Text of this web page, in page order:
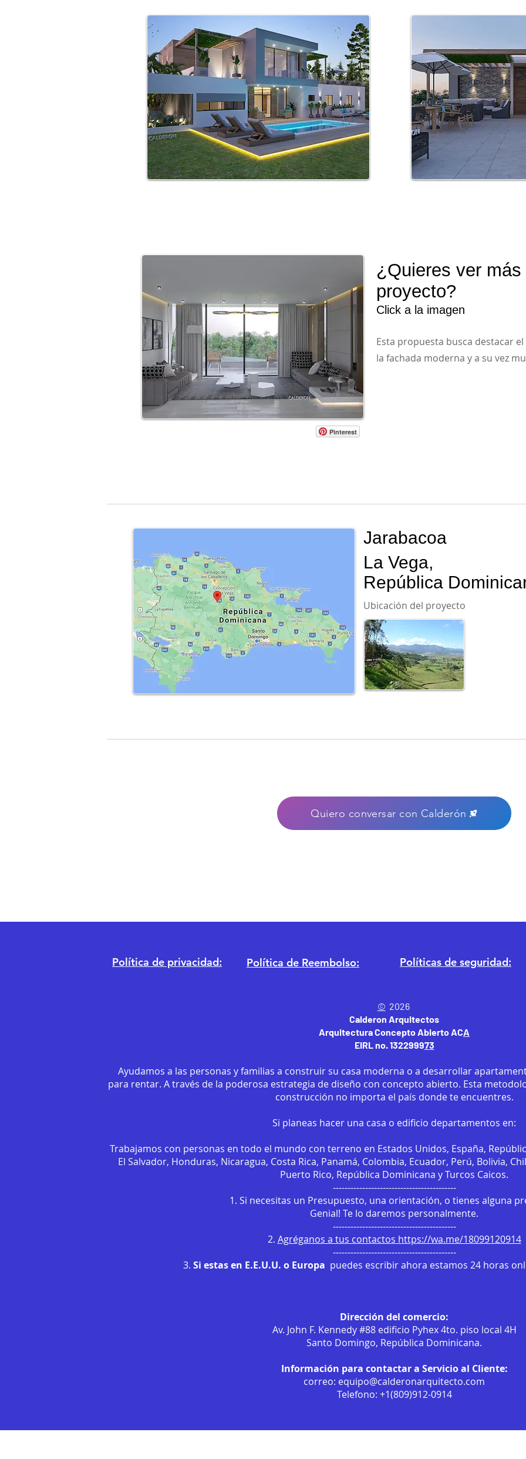
¿Quieres ver
proyecto?
Click a la imagen
Esta propuesta busca destacar
la fachada moderna y a su vez
Pinterest
Jarabacoa
La Vega,
República
Ubicación del proyecto
Quiero conversar con Calderón
Política de privacidad: Política de Reembolso: Políticas de seguridad:
© 2026
Calderon Arquitectos
Arquitectura Concepto Abierto ACA
EIRL no. 132299973
Ayudamos a las personas y familias a construir su casa moderna o a desarrollar
para rentar. A través de la poderosa estrategia de diseño con concepto abierto. Esta
construcción no importa el país donde te encuentres.
Si planeas hacer una casa o edificio departamentos en:
Trabajamos con personas en todo el mundo con terreno en Estados Unidos, España,
El Salvador, Honduras, Nicaragua, Costa Rica, Panamá, Colombia, Ecuador, Perú, Bolivia,
Puerto Rico, República Dominicana y Turcos Caicos.
------------------------------------------
1. Si necesitas un Presupuesto, una orientación, o tienes alguna
Genial! Te lo daremos personalmente.
------------------------------------------
2. Agréganos a tus contactos https://wa.me/18099120914
------------------------------------------
3. Si estas en E.E.U.U. o Europa puedes escribir ahora estamos 24 horas
Dirección del comercio:
Av. John F. Kennedy #88 edificio Pyhex 4to. piso local 4H
Santo Domingo, República Dominicana.
Información para contactar a Servicio al Cliente:
correo: equipo@calderonarquitecto.com
Telefono: +1(809)912-0914